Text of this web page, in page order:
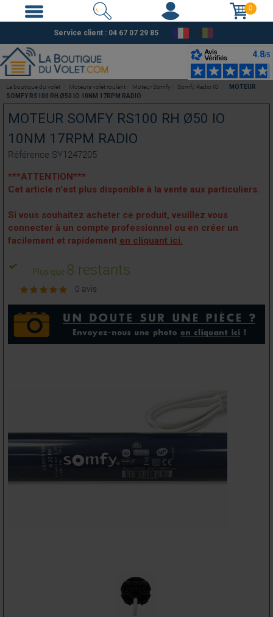
0
Service client : 04 67 07 29 85
MOTEUR SOMFY RS100 RH Ø50 IO
10NM 17RPM RADIO
Référence SY1247205
***ATTENTION***
Cet article n'est plus disponible à la vente aux particuliers.
Si vous souhaitez acheter ce produit, veuillez vous
connecter à un compte professionnel ou en créer un
facilement et rapidement en cliquant ici.
Plus que 8 restants
0 avis
La boutique du volet Moteurs volet roulant Moteur Somfy Somfy Radio IO
MOTEUR
SOMFY RS100 RH Ø50 IO 10NM 17RPM RADIO